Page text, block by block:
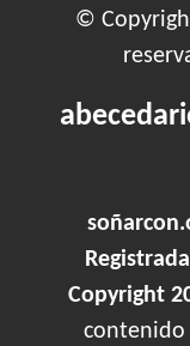
©
Registrada
Copyright
contenido